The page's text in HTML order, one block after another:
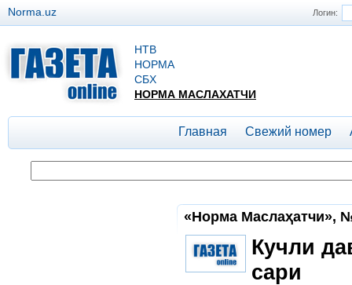
Логин:
Norma.uz
НТВ
НОРМА
СБХ
НОРМА МАСЛАХАТЧИ
Главная Свежий номер
«Норма Маслаҳатчи»,
Кучли
сари